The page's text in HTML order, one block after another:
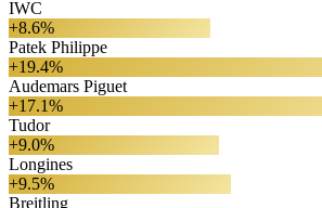
IWC
+8.6%
Patek Philippe
+19.4%
Audemars Piguet
+17.1%
Tudor
+9.0%
Longines
+9.5%
Breitling